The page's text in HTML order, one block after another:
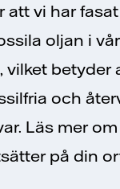
att vi har
oljan i vår
vilket betyder
och
Läs mer
på din